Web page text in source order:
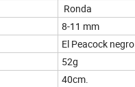
Ronda
8-11 mm
El Peacock negro
52g
40cm.